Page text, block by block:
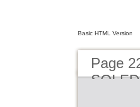
Basic HTML Version
Page